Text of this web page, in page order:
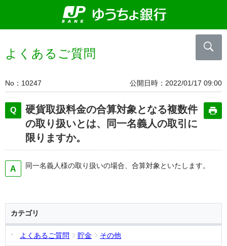
よくあるご質問
No 10247 公開日時 2022/01/17 09:00
硬貨取扱料金の合算対象となる複数件
の取り扱いとは、同一名義人の取引に
限りますか。
同一名義人様の取り扱いの場合、合算対象といたします。
カテゴリ
よくあるご質問 貯金 その他